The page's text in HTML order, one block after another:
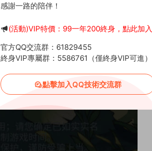
感謝一路的陪伴！
(活動)VIP特價：99一年200終身，點此加入
官方QQ交流群：61829455
終身VIP專屬群：5586761（僅終身VIP可進）
點擊加入QQ技術交流群